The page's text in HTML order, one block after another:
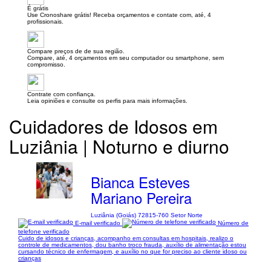
É grátis
Use Cronoshare grátis! Receba orçamentos e contate com, até, 4
profissionais.
Compare preços de de sua região.
Compare, até, 4 orçamentos em seu computador ou smartphone, sem
compromisso.
Contrate com confiança.
Leia opiniões e consulte os perfis para mais informações.
Cuidadores de Idosos em
Luziânia | Noturno e diurno
Bianca Esteves
Mariano Pereira
Luziânia (Goiás) 72815-760 Setor Norte
E-mail verificado
Número de
telefone verificado
Cuido de idosos e crianças, acompanho em consultas em hospitais, realizo o
controle de medicamentos, dou banho troco frauda, auxílio de alimentação estou
cursando técnico de enfermagem, e auxílio no que for preciso ao cliente idoso ou
crianças